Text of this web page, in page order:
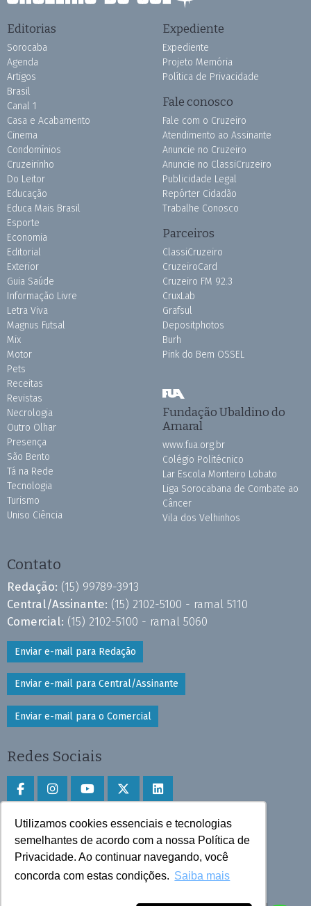
Utilizamos cookies essenciais e tecnologias
semelhantes de acordo com a nossa Política de
Privacidade. Ao continuar navegando, você
concorda com estas condições. Saiba mais
Editorias
Sorocaba
Agenda
Artigos
Brasil
Canal 1
Casa e Acabamento
Cinema
Condomínios
Cruzeirinho
Do Leitor
Educação
Educa Mais Brasil
Esporte
Economia
Editorial
Exterior
Guia Saúde
Informação Livre
Letra Viva
Magnus Futsal
Mix
Motor
Pets
Receitas
Revistas
Necrologia
Outro Olhar
Presença
São Bento
Tá na Rede
Tecnologia
Turismo
Uniso Ciência
Expediente
Expediente
Projeto Memória
Política de Privacidade
Fale conosco
Fale com o Cruzeiro
Atendimento ao Assinante
Anuncie no Cruzeiro
Anuncie no ClassiCruzeiro
Publicidade Legal
Repórter Cidadão
Trabalhe Conosco
Parceiros
ClassiCruzeiro
CruzeiroCard
Cruzeiro FM 92.3
CruxLab
Grafsul
Depositphotos
Burh
Pink do Bem OSSEL
Fundação Ubaldino do
Amaral
www.fua.org.br
Colégio Politécnico
Lar Escola Monteiro Lobato
Liga Sorocabana de Combate ao
Câncer
Vila dos Velhinhos
Contato
Redação: (15) 99789-3913
Central/Assinante: (15) 2102-5100 - ramal 5110
Comercial: (15) 2102-5100 - ramal 5060
Enviar e-mail para Redação
Enviar e-mail para Central/Assinante
Enviar e-mail para o Comercial
Redes Sociais
Faça download do aplicativo
Play Store e App Store